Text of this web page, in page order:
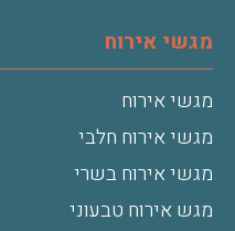
מגשי אירוח
מגשי אירוח
מגשי אירוח חלבי
מגשי אירוח בשרי
מגש אירוח טבעוני